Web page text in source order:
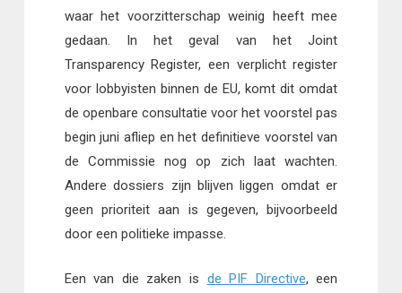
waar het voorzitterschap weinig heeft mee
gedaan. In het geval van het Joint
Transparency Register, een verplicht register
voor lobbyisten binnen de EU, komt dit omdat
de openbare consultatie voor het voorstel pas
begin juni afliep en het definitieve voorstel van
de Commissie nog op zich laat wachten.
Andere dossiers zijn blijven liggen omdat er
geen prioriteit aan is gegeven, bijvoorbeeld
door een politieke impasse.
Een van die zaken is de PIF Directive, een